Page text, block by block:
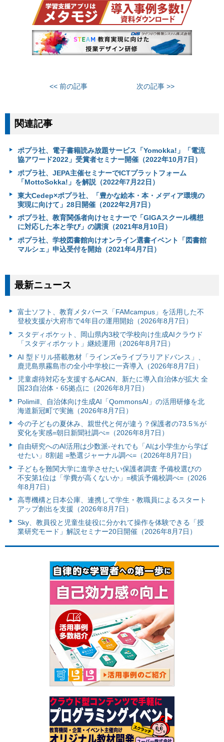
<< 前の記事 次の記事 >>
関連記事
ポプラ社、電子書籍読み放題サービス「Yomokka!」「電流
協アワード2022」受賞者セミナー開催（2022年10月7日）
ポプラ社、JEPA主催セミナーでICTプラットフォーム
「MottoSokka!」を解説（2022年7月22日）
東大Cedep×ポプラ社、「豊かな絵本・本・メディア環境の
実現に向けて」28日開催（2022年2月7日）
ポプラ社、教育関係者向けセミナーで「GIGAスクール構想
に対応した本と学び」の講演（2021年8月10日）
ポプラ社、学校図書館向けオンライン選書イベント「図書館
マルシェ」申込受付を開始（2021年4月7日）
最新ニュース
富⼠ソフト、教育メタバース「FAMcampus」を活用した不
登校支援が大府市で4年目の運用開始（2026年8月7日）
スタディポケット、岡山県内3校で学校向け生成AIクラウド
「スタディポケット」継続運用（2026年8月7日）
AI 型ドリル搭載教材「ラインズeライブラリアドバンス」、
鹿児島県霧島市の全小中学校に一斉導入（2026年8月7日）
児童虐待対応を支援するAiCAN、新たに導入自治体が拡大 全
国23自治体・65拠点に（2026年8月7日）
Polimill、自治体向け生成AI「QommonsAI」の活用研修を北
海道新冠町で実施（2026年8月7日）
今の子どもの夏休み、親世代と何が違う？保護者の73.5％が
変化を実感=朝日新聞社調べ=（2026年8月7日）
自由研究へのAI活用は少数派-それでも「AIは小学生から学ば
せたい」8割超 =塾選ジャーナル調べ=（2026年8月7日）
子どもを難関大学に進学させたい保護者調査 予備校選びの
不安第1位は「学費が高くないか」=横浜予備校調べ=（2026
年8月7日）
高専機構と日本公庫、連携して学生・教職員によるスタート
アップ創出を支援（2026年8月7日）
Sky、教員役と児童生徒役に分かれて操作を体験できる「授
業研究モード」解説セミナー20日開催（2026年8月7日）